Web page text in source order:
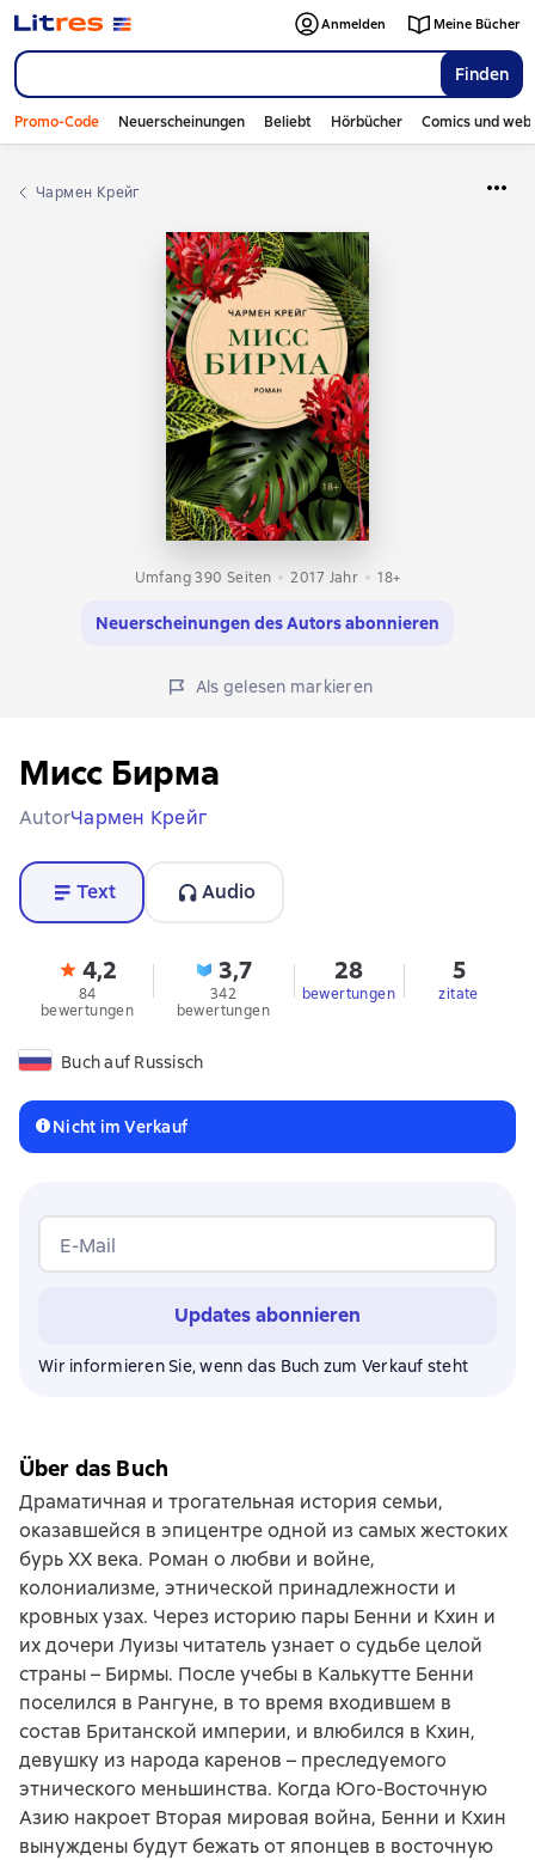
Finden
Anmelden Meine Bücher
Promo-Code Neuerscheinungen Beliebt Hörbücher Comics und
Чармен Крейг
Umfang 390 Seiten 2017 Jahr 18+
Neuerscheinungen des Autors abonnieren
Als gelesen markieren
Мисс Бирма
AutorЧармен Крейг
Text Audio
4,2
84
bewertungen
3,7
342
bewertungen
28
bewertungen
5
zitate
Buch auf Russisch
Nicht im Verkauf
E-Mail
Updates abonnieren
Wir informieren Sie, wenn das Buch zum Verkauf steht
Über das Buch
Драматичная и трогательная история семьи,
оказавшейся в эпицентре одной из самых жестоких
бурь XX века. Роман о любви и войне,
колониализме, этнической принадлежности и
кровных узах. Через историю пары Бенни и Кхин и
их дочери Луизы читатель узнает о судьбе целой
страны – Бирмы. После учебы в Калькутте Бенни
поселился в Рангуне, в то время входившем в
состав Британской империи, и влюбился в Кхин,
девушку из народа каренов – преследуемого
этнического меньшинства. Когда Юго-Восточную
Азию накроет Вторая мировая война, Бенни и Кхин
вынуждены будут бежать от японцев в восточную